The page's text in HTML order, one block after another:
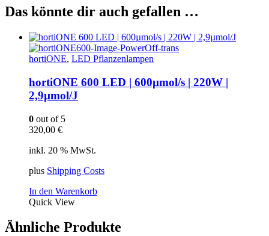
Das könnte dir auch gefallen …
hortiONE, LED Pflanzenlampen
hortiONE 600 LED | 600µmol/s | 220W |
2,9µmol/J
0 out of 5
320,00 €
inkl. 20 % MwSt.
plus Shipping Costs
In den Warenkorb
Quick View
Ähnliche Produkte